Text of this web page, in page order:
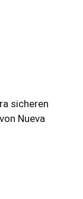
sicheren
Nueva